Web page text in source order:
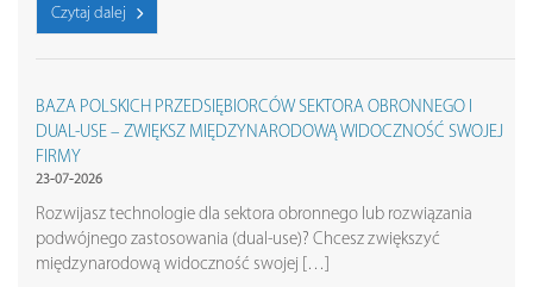
Czytaj dalej
BAZA POLSKICH PRZEDSIĘBIORCÓW SEKTORA OBRONNEGO I
DUAL-USE – ZWIĘKSZ MIĘDZYNARODOWĄ WIDOCZNOŚĆ SWOJEJ
FIRMY
23-07-2026
Rozwijasz technologie dla sektora obronnego lub rozwiązania
podwójnego zastosowania (dual-use)? Chcesz zwiększyć
międzynarodową widoczność swojej […]